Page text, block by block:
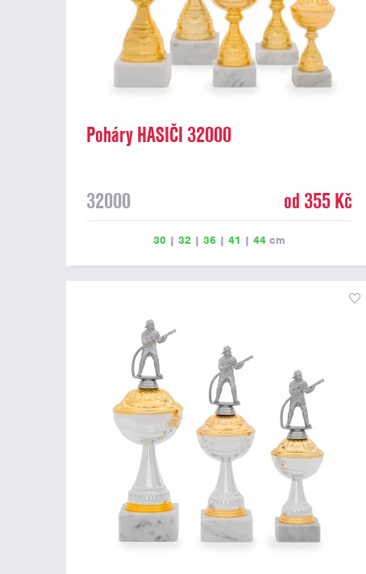
Poháry HASIČI 32000
32000 od 355 Kč
30| 32| 36| 41 | 44cm